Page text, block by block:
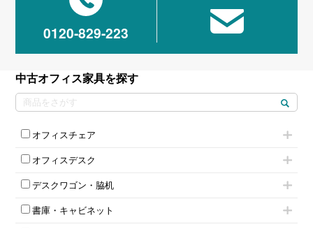
0120-829-223
中古オフィス家具を探す
オフィスチェア
肘無しチェア
役員チェア
高級チェア（多機能チェア）
オフィスチェアその他
オフィスデスク
フリーアドレスデスク（ベンチデスク）
昇降デスク
オフィスデスクその他
デスクワゴン・脇机
インワゴン2段
インワゴン3段
書庫・キャビネット